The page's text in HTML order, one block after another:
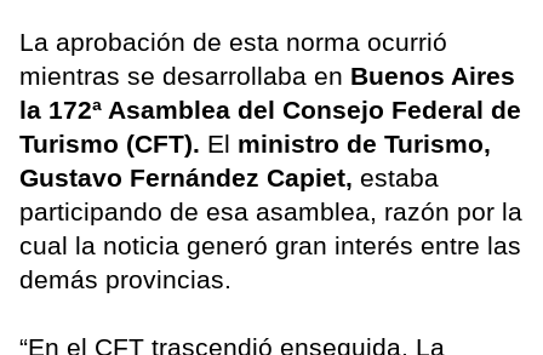
La aprobación de esta norma ocurrió
mientras se desarrollaba en Buenos Aires
la 172ª Asamblea del Consejo Federal de
Turismo (CFT). El ministro de Turismo,
Gustavo Fernández Capiet, estaba
participando de esa asamblea, razón por la
cual la noticia generó gran interés entre las
demás provincias.
“En el CFT trascendió enseguida. La